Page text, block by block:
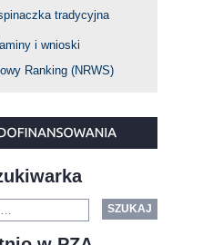
tradycyjna
i wnioski
Ranking (NRWS)
SZUKAJ